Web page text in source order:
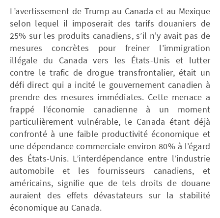
L’avertissement de Trump au Canada et au Mexique
selon lequel il imposerait des tarifs douaniers de
25% sur les produits canadiens, s’il n'y avait pas de
mesures concrètes pour freiner l’immigration
illégale du Canada vers les États-Unis et lutter
contre le trafic de drogue transfrontalier, était un
défi direct qui a incité le gouvernement canadien à
prendre des mesures immédiates. Cette menace a
frappé l’économie canadienne à un moment
particulièrement vulnérable, le Canada étant déjà
confronté à une faible productivité économique et
une dépendance commerciale environ 80% à l’égard
des États-Unis. L’interdépendance entre l’industrie
automobile et les fournisseurs canadiens, et
américains, signifie que de tels droits de douane
auraient des effets dévastateurs sur la stabilité
économique au Canada.